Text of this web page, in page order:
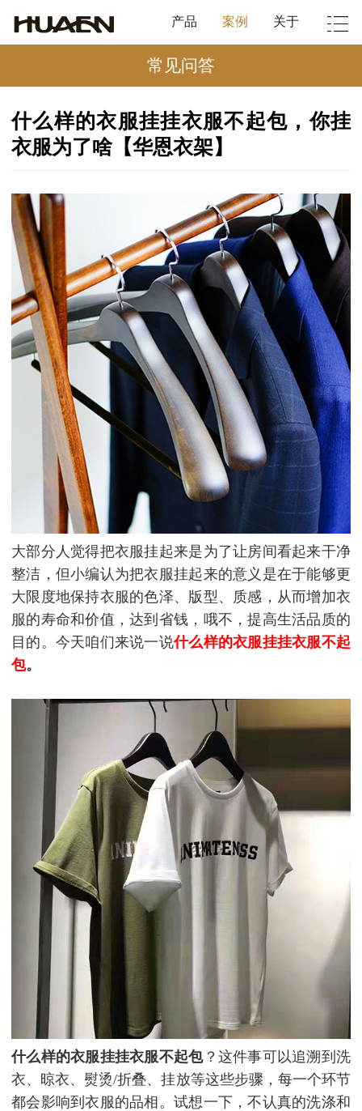
产品 案例 关于
常见问答
什么样的衣服挂挂衣服不起包，你挂
衣服为了啥【华恩衣架】
大部分人觉得把衣服挂起来是为了让房间看起来干净
整洁，但小编认为把衣服挂起来的意义是在于能够更
大限度地保持衣服的色泽、版型、质感，从而增加衣
服的寿命和价值，达到省钱，哦不，提高生活品质的
目的。今天咱们来说一说什么样的衣服挂挂衣服不起
包。
什么样的衣服挂挂衣服不起包？这件事可以追溯到洗
衣、晾衣、熨烫/折叠、挂放等这些步骤，每一个环节
都会影响到衣服的品相。试想一下，不认真的洗涤和